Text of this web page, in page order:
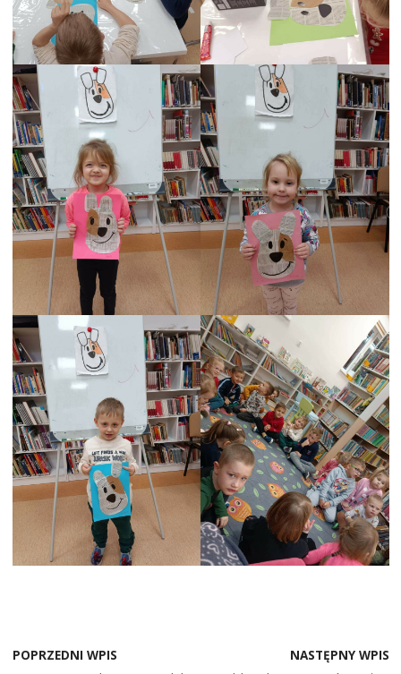
POPRZEDNI WPIS NASTĘPNY WPIS